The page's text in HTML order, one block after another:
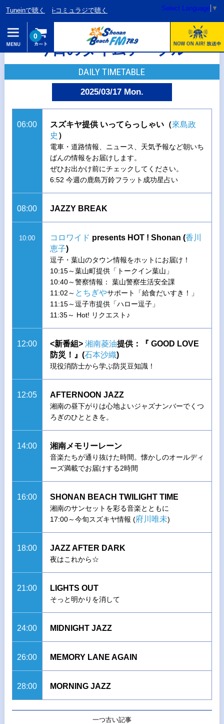
Tuneinで聴く i-コミュラジで聴く Select Language ▼
0
今日のタイムテーブル
DAILY TIMETABLE
2025/03/17 Mon.
06:00 スズキヤ提供 いってらっしゃい（來島政
史 ）
電車・道路情報、ニュース、天気予報など朝いち
ばんの情報をお届けします。
ぜひお出かけ前にチェックしてください。
6:52 今週の鹿島万鈴フラット成功星占い
08:00 JAZZY BREAK
10:00 コロワイド presents HOT ! Shonan (香川
恵子)
逗子・葉山のタウン情報をホットにお届け！
10:15～葉山町提供「トークイン葉山」
10:40～警察情報： 葉山警察生活安全課
11:02～ とちぎやサポート「給食だいすき！」
11:15～逗子市提供「ハロー逗子」
11:35～ Hot! リクエスト♪
12:00 <新番組>湘南菱油提供：『 GOOD LOVE
防災！』(石本沙織)
現役消防士から学ぶ防災豆知識！
12:05 AFTERNOON JAZZ
湘南の昼下がりは心地よいジャズナンバーでくつ
ろぎのひとときを。
14:00 湘南メモリーレーン
音楽たちが通り抜けた時間。懐かしのオールディ
ーズ満載でお届けする2時間
16:00 SHONAN BEACH TWILIGHT TIME
湘南のサンセットを彩る音楽とともに
17:00～今旬スズキヤ情報 (府川唯未)
18:00 JAZZ AFTER DARK
夜はこれから☆
21:00 LIGHTS OUT
そっと明かりを消して
24:00 MIDNIGHT JAZZ
26:00 MEMORY LANE AGAIN
28:00 MORNING JAZZ
一つ古い記事